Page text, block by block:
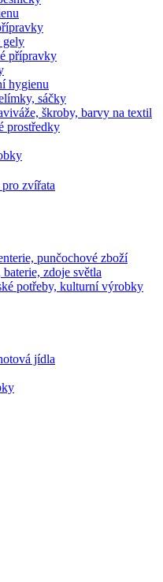
gely
přípravky
hygienu
sáčky
škroby, barvy na textil
prostředky
zvířata
punčochové zboží
zdoje světla
potřeby, kulturní výrobky
jídla